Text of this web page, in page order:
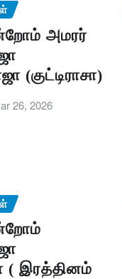
அமரர்
(குட்டிராசா)
26, 2026
( இரத்தினம்